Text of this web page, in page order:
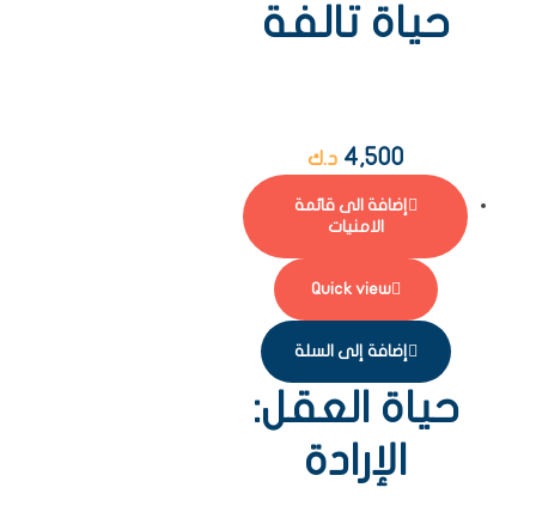
حياة تالفة
4,500 د.ك
إضافة الى قائمة
الامنيات
Quick view
إضافة إلى السلة
حياة العقل:
الإرادة